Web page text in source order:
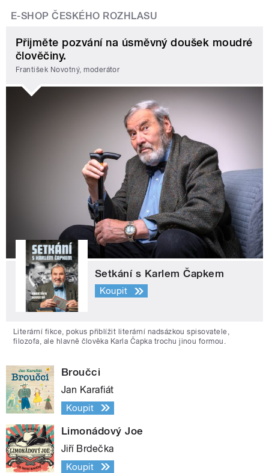
E-SHOP ČESKÉHO ROZHLASU
Přijměte pozvání na úsměvný doušek moudré
člověčiny.
František Novotný, moderátor
Setkání s Karlem Čapkem
Koupit
Literární fikce, pokus přiblížit literární nadsázkou spisovatele,
filozofa, ale hlavně člověka Karla Čapka trochu jinou formou.
Broučci
Jan Karafiát
Koupit
Limonádový Joe
Jiří Brdečka
Koupit